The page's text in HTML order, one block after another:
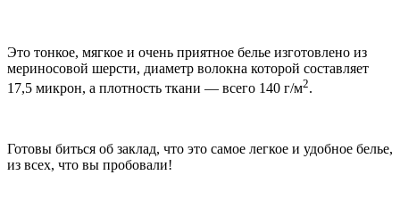
Это тонкое, мягкое и очень приятное белье изготовлено из
мериносовой шерсти, диаметр волокна которой составляет
17,5 микрон, а плотность ткани — всего 140 г/м2.
Готовы биться об заклад, что это самое легкое и удобное белье,
из всех, что вы пробовали!